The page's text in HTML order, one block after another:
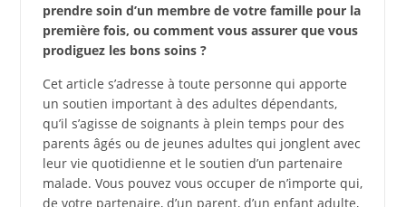
prendre soin d’un membre de votre famille pour la
première fois, ou comment vous assurer que vous
prodiguez les bons soins ?
Cet article s’adresse à toute personne qui apporte
un soutien important à des adultes dépendants,
qu’il s’agisse de soignants à plein temps pour des
parents âgés ou de jeunes adultes qui jonglent avec
leur vie quotidienne et le soutien d’un partenaire
malade. Vous pouvez vous occuper de n’importe qui,
de votre partenaire, d’un parent, d’un enfant adulte,